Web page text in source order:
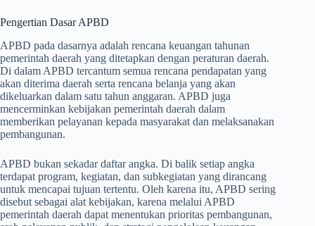
Pengertian Dasar APBD
APBD pada dasarnya adalah rencana keuangan tahunan
pemerintah daerah yang ditetapkan dengan peraturan daerah.
Di dalam APBD tercantum semua rencana pendapatan yang
akan diterima daerah serta rencana belanja yang akan
dikeluarkan dalam satu tahun anggaran. APBD juga
mencerminkan kebijakan pemerintah daerah dalam
memberikan pelayanan kepada masyarakat dan melaksanakan
pembangunan.
APBD bukan sekadar daftar angka. Di balik setiap angka
terdapat program, kegiatan, dan subkegiatan yang dirancang
untuk mencapai tujuan tertentu. Oleh karena itu, APBD sering
disebut sebagai alat kebijakan, karena melalui APBD
pemerintah daerah dapat menentukan prioritas pembangunan,